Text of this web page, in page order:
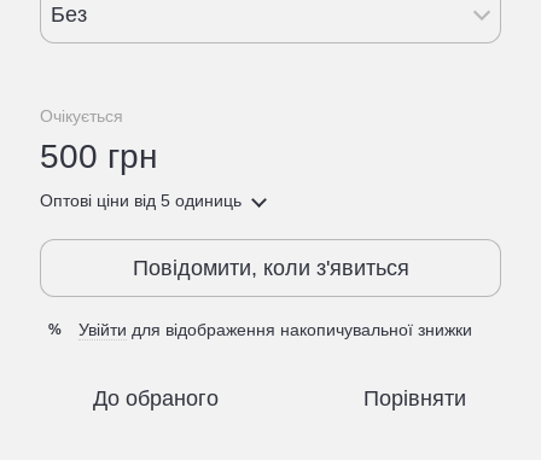
Без
Очікується
500 грн
Оптові ціни від 5 одиниць
Повідомити, коли з'явиться
% Увійти для відображення накопичувальної знижки
До обраного Порівняти